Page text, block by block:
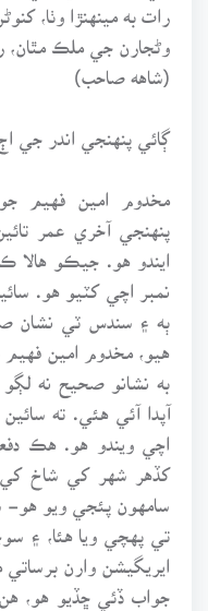
رات به مينهنڙا وٺا،
وڻجارن جي ملڪ مٿان،
(شاهه صاحب)
ڳائي پنهنجي اندر جي اڄ
مخدوم امين فهيم
پنهنجي آخري عمر
ايندو هو. جيڪو هالا
نمبر اچي کٽيو هو.
ٻه ۽ سندس ٽي نشان
هيو، مخدوم امين
به نشانو صحيح نه
آپدا آئي هئي. ته
اچي ويندو هو. هڪ
سامهون پئجي ويو
تي پهچي ويا هئا، ۽
ايريگيشن وارن
جواب ڏئي ڇڏيو هو،